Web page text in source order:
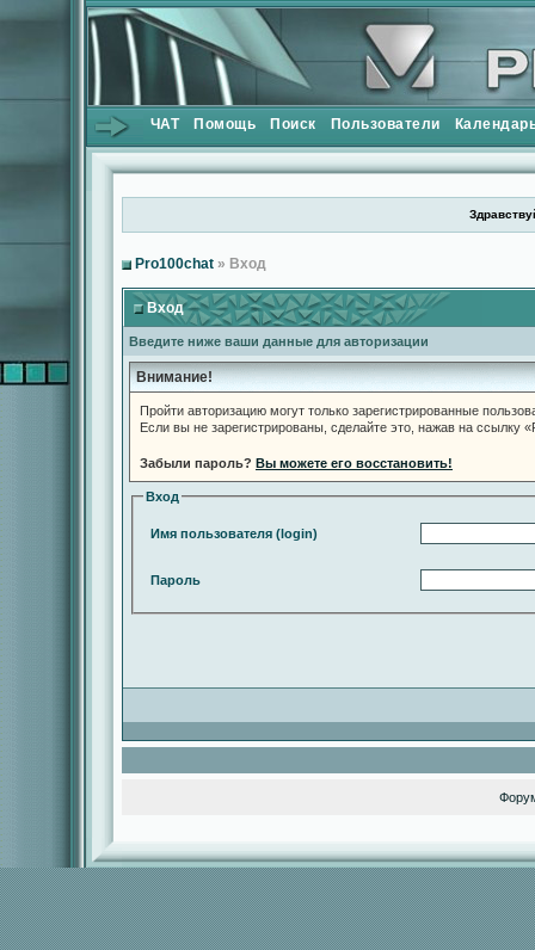
ЧАТ Помощь Поиск Пользователи
Pro100chat » Вход
Вход
Введите ниже ваши данные для авторизации
Внимание!
Пройти авторизацию могут только зарегистрированные
Если вы не зарегистрированы, сделайте это, нажав на ссылку
Забыли пароль? Вы можете его восстановить!
Вход
Имя пользователя (login)
Пароль